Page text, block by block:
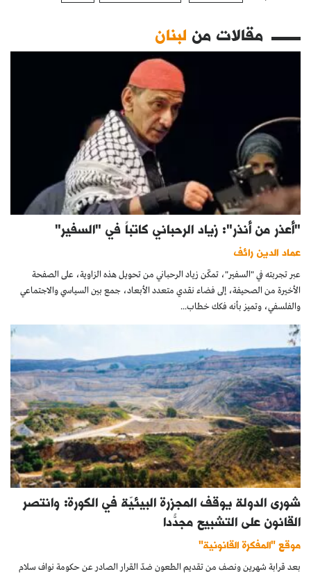
مقالات من لبنان
"أعذر من أنذر": زياد الرحباني كاتباً في "السفير"
عماد الدين رائف
عبر تجربته في "السفير"، تمكّن زياد الرحباني من تحويل هذه الزاوية، على الصفحة
الأخيرة من الصحيفة، إلى فضاء نقدي متعدد الأبعاد، جمع بين السياسي والاجتماعي
والفلسفي، وتميز بأنه فكك خطاب...
شورى الدولة يوقف المجزرة البيئيّة في الكورة: وانتصر
القانون على التشبيح مجدّدًا
موقع "المفكرة القانونية"
بعد قرابة شهرين ونصف من تقديم الطعون ضدّ القرار الصادر عن حكومة نواف سلام